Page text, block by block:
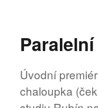
Úvodní
chaloupka